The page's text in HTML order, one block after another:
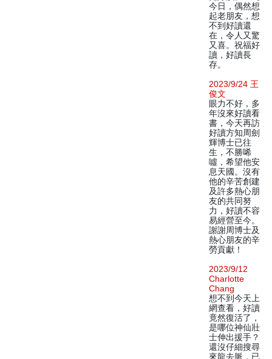
今日，偶然想
起老朋友，想
不到好讀還
在，令人又驚
又喜。祝福好
讀，好讀長
存。
2023/9/24 王
俊文
眼力不好，多
年沒來好讀看
書，今天再訪
好讀方知周劍
輝博士已往
生，不勝唏
噓，希望他安
息天國。沒有
他的辛苦創建
及許多熱心朋
友的共同努
力，好讀不容
易經營至今。
謝謝周博士及
熱心朋友的辛
勞貢獻！
2023/9/12
Charlotte
Chang
想不到今天上
網查看，好讀
竟然復活了，
是哪位神仙壯
士伸出援手？
還沒仔細搜尋
來龍去脈，已